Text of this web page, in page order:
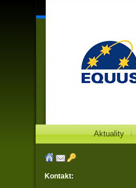
Aktuality
Kontakt: